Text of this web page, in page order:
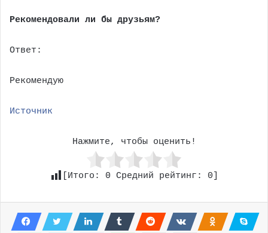
Рекомендовали ли бы друзьям?
Ответ:
Рекомендую
Источник
Нажмите, чтобы оценить!
[Итого: 0 Средний рейтинг: 0